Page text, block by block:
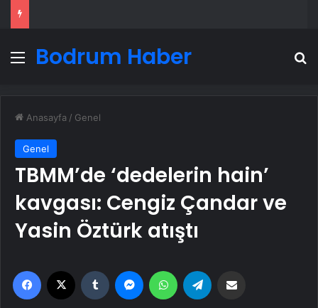
Menü
Bodrum Haber
Anasayfa / Genel
Genel
TBMM’de ‘dedelerin hain’
kavgası: Cengiz Çandar ve
Yasin Öztürk atıştı
Facebook Tumblr MessengerWhatsApp